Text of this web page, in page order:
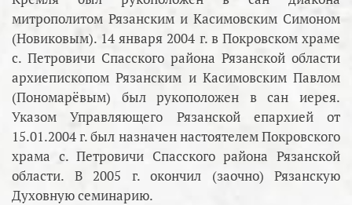
митрополитом Рязанским и Касимовским Симоном
(Новиковым). 14 января 2004 г. в Покровском храме
с. Петровичи Спасского района Рязанской области
архиепископом Рязанским и Касимовским Павлом
(Пономарёвым) был рукоположен в сан иерея.
Указом Управляющего Рязанской епархией от
15.01.2004 г. был назначен настоятелем Покровского
храма с. Петровичи Спасского района Рязанской
области. В 2005 г. окончил (заочно) Рязанскую
Духовную семинарию.